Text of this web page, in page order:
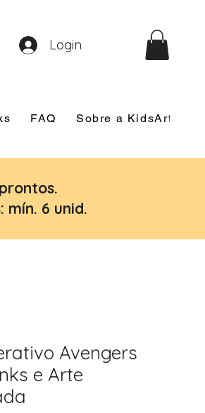
FAQ Sobre a KidsArt
Login
mín. 6 unid.
Avengers
e Arte